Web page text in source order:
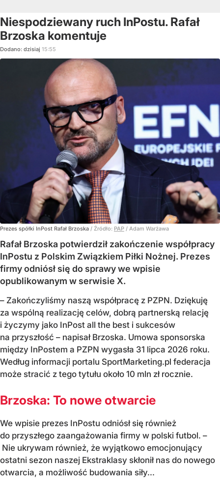
Niespodziewany ruch InPostu. Rafał
Brzoska komentuje
Dodano: dzisiaj 15:55
Prezes spółki InPost Rafał Brzoska / Źródło: PAP / Adam Warżawa
Rafał Brzoska potwierdził zakończenie współpracy
InPostu z Polskim Związkiem Piłki Nożnej. Prezes
firmy odniósł się do sprawy we wpisie
opublikowanym w serwisie X.
– Zakończyliśmy naszą współpracę z PZPN. Dziękuję
za wspólną realizację celów, dobrą partnerską relację
i życzymy jako InPost all the best i sukcesów
na przyszłość – napisał Brzoska. Umowa sponsorska
między InPostem a PZPN wygasła 31 lipca 2026 roku.
Według informacji portalu SportMarketing.pl federacja
może stracić z tego tytułu około 10 mln zł rocznie.
Brzoska: To nowe otwarcie
We wpisie prezes InPostu odniósł się również
do przyszłego zaangażowania firmy w polski futbol. –
Nie ukrywam również, że wyjątkowo emocjonujący
ostatni sezon naszej Ekstraklasy skłonił nas do nowego
otwarcia, a możliwość budowania siły...